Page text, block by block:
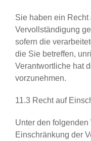
Sie haben ein
Vervollständigung
sofern die
die Sie betreffen,
Verantwortliche hat
vorzunehmen.
11.3 Recht auf
Unter den
Einschränkung der